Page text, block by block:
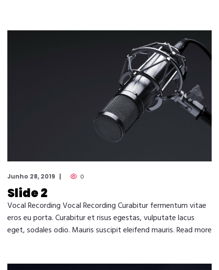
Junho 28, 2019 0
Slide 2
Vocal Recording Vocal Recording Curabitur fermentum vitae
eros eu porta. Curabitur et risus egestas, vulputate lacus
eget, sodales odio. Mauris suscipit eleifend mauris. Read more